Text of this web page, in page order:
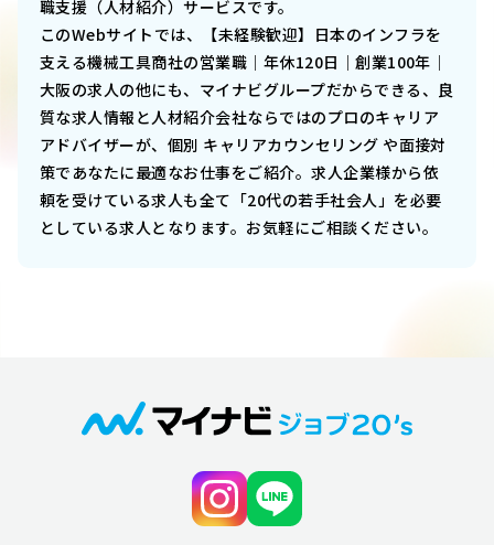
職支援（人材紹介）サービスです。
このWebサイトでは、
【未経験歓迎】日本のインフラを
支える機械工具商社の営業職│年休120日│創業100年│
大阪の求人の他にも、マイナビグループだからできる、良
質な求人情報と人材紹介会社ならではのプロのキャリア
アドバイザーが、個別 キャリアカウンセリング や面接対
策であなたに最適なお仕事をご紹介。求人企業様から依
頼を受けている求人も全て「20代の若手社会人」を必要
としている求人となります。お気軽にご相談ください。